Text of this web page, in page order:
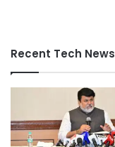
Recent Tech News